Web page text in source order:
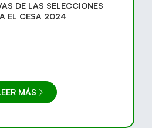
DE LAS SELECCIONES
EL CESA 2024
MÁS